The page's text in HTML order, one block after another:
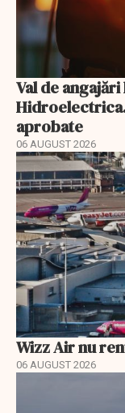
Val de
aprobate
06 AUGUST 2026
Wizz Air nu
06 AUGUST 2026